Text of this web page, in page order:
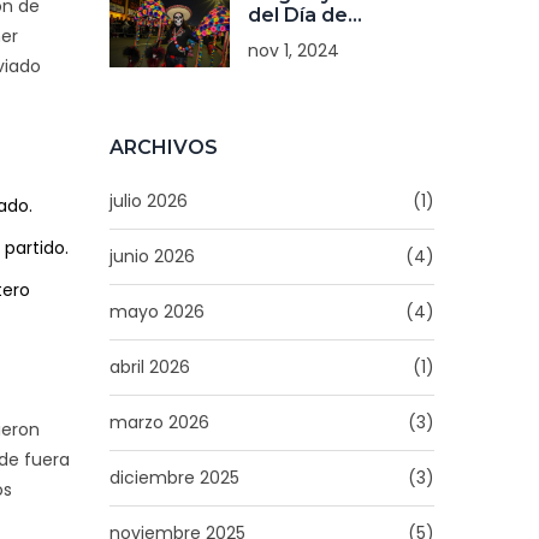
del Día de
México: Más Allá
nov 1, 2024
ARCHIVOS
julio 2026 (1)
junio 2026 (4)
mayo 2026 (4)
abril 2026 (1)
marzo 2026 (3)
diciembre 2025 (3)
noviembre 2025 (5)
de
fuera